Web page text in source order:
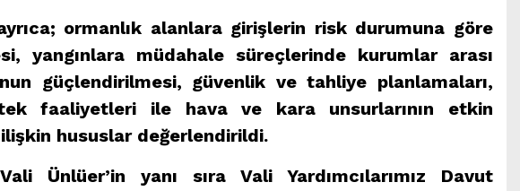
ormanlık alanlara girişlerin risk durumuna göre
yangınlara müdahale süreçlerinde kurumlar arası
güçlendirilmesi, güvenlik ve tahliye planlamaları,
faaliyetleri ile hava ve kara unsurlarının etkin
ilişkin hususlar değerlendirildi.
Ünlüer’in yanı sıra Vali Yardımcılarımız Davut